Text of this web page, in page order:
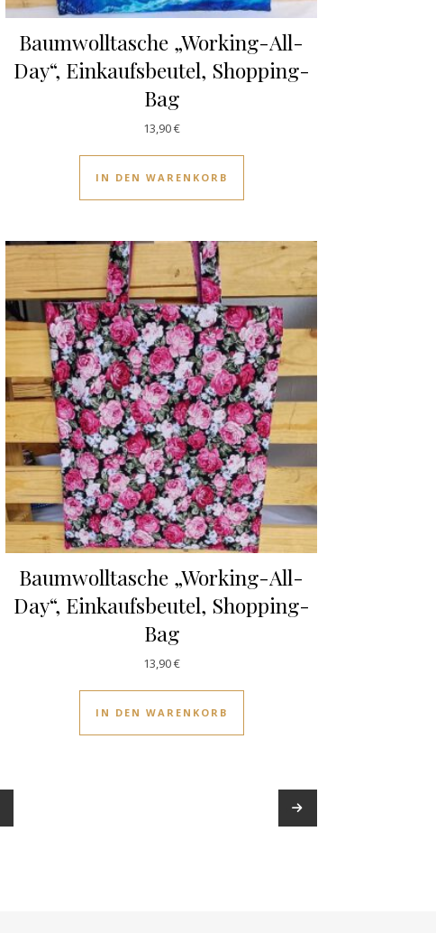
Baumwolltasche „Working-All-
Day“, Einkaufsbeutel, Shopping-
Bag
13,90€
IN DEN WARENKORB
Baumwolltasche „Working-All-
Day“, Einkaufsbeutel, Shopping-
Bag
13,90€
IN DEN WARENKORB